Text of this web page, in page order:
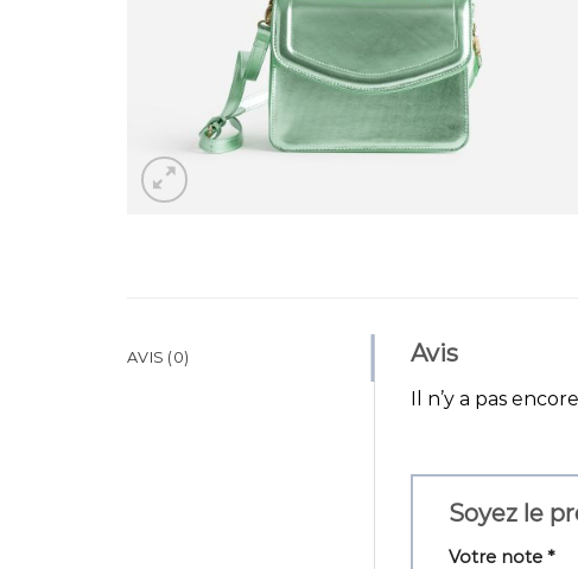
AVIS (0) Avis
Il n’y a pas encore
Soyez le
Votre note *